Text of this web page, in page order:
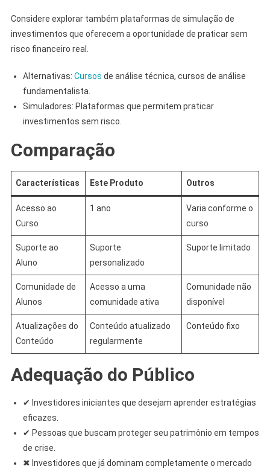
Considere explorar também plataformas de simulação de
investimentos que oferecem a oportunidade de praticar sem
risco financeiro real.
Alternativas: Cursos de análise técnica, cursos de análise
fundamentalista.
Simuladores: Plataformas que permitem praticar
investimentos sem risco.
Comparação
Características Este Produto Outros
Acesso ao
Curso
1 ano
Varia conforme o
curso
Suporte ao
Aluno
Suporte
personalizado
Suporte limitado
Comunidade de
Alunos
Acesso a uma
comunidade ativa
Comunidade não
disponível
Atualizações do
Conteúdo
Conteúdo atualizado
regularmente
Conteúdo fixo
Adequação do Público
✔ Investidores iniciantes que desejam aprender estratégias
eficazes.
✔ Pessoas que buscam proteger seu patrimônio em tempos
de crise.
✖ Investidores que já dominam completamente o mercado